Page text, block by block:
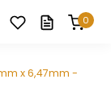
0
x 6,47mm -